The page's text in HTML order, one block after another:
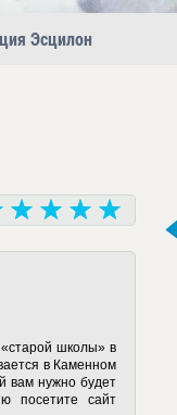
Эсцилон
«старой школы» в
в Каменном
вам нужно будет
посетите сайт